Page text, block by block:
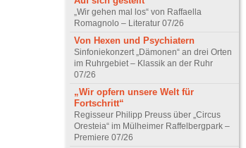
„Wir gehen mal los“ von Raffaella
Romagnolo – Literatur 07/26
Von Hexen und Psychiatern
Sinfoniekonzert „Dämonen“ an drei Orten
im Ruhrgebiet – Klassik an der Ruhr
07/26
„Wir opfern unsere Welt für
Fortschritt“
Regisseur Philipp Preuss über „Circus
Oresteia“ im Mülheimer Raffelbergpark –
Premiere 07/26